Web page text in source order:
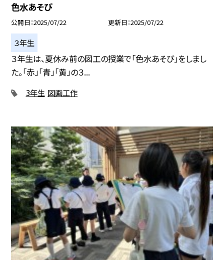
色水あそび
公開日 2025/07/22 更新日 2025/07/22
３年生
３年生は、夏休み前の図工の授業で「色水あそび」をしまし
た。「赤」「青」「黄」の３...
3年生 図画工作